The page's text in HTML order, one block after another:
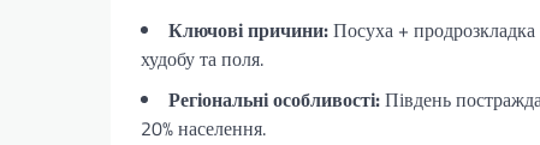
Ключові причини:Посуха +
худобу та поля.
Регіональні особливості:Південь
20% населення.